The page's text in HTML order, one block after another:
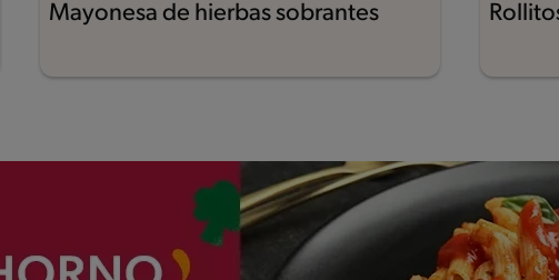
Mayonesa de hierbas sobrantes